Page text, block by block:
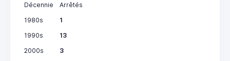
Décennie
Arrêtés
1980s
1
1990s
13
2000s
3